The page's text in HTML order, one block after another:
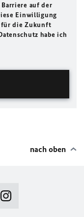
auf der
Einwilligung
die Zukunft
habe ich
nach oben